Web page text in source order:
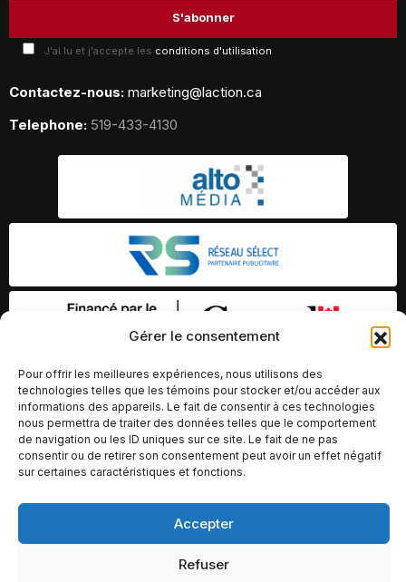
Gérer le consentement
Pour offrir les meilleures expériences, nous utilisons des
technologies telles que les témoins pour stocker et/ou accéder aux
informations des appareils. Le fait de consentir à ces technologies
nous permettra de traiter des données telles que le comportement
de navigation ou les ID uniques sur ce site. Le fait de ne pas
consentir ou de retirer son consentement peut avoir un effet négatif
sur certaines caractéristiques et fonctions.
Accepter
Refuser
J'ai lu et j'accepte les conditions d'utilisation
Contactez-nous: marketing@laction.ca
Telephone: 519-433-4130
© Copyright 2026 – Altomédia Inc |
Ce site internet a été conçu et développé par Chameleon Ideas